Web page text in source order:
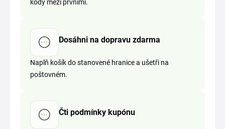
kódy mezi prvními.
Dosáhni na dopravu zdarma
Naplň košík do stanovené hranice a ušetři na
poštovném.
Čti podmínky kupónu